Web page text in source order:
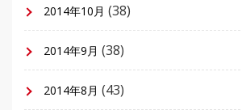
2014年10月 (38)
2014年9月 (38)
2014年8月 (43)